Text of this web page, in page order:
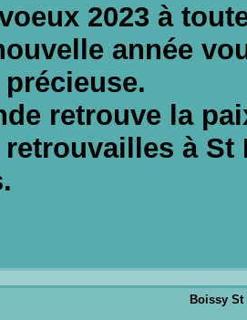
2023 à
année
précieuse.
retrouve la
à
Boissy St